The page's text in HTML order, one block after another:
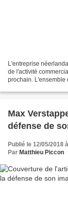
L'entreprise
de l'activité
prochain. L'ensemble
Max
défense de
Publié le 12/05/2018
Par Matthieu Piccon